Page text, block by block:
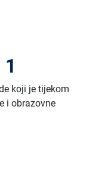
koji je tijekom
i obrazovne